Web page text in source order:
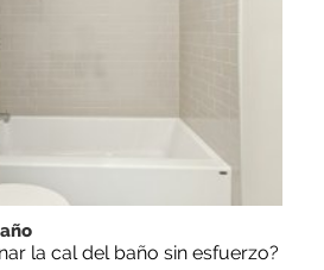
la cal del baño sin esfuerzo?